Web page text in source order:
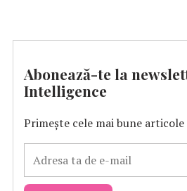
Abonează-te la
Intelligence
Primește cele mai bune